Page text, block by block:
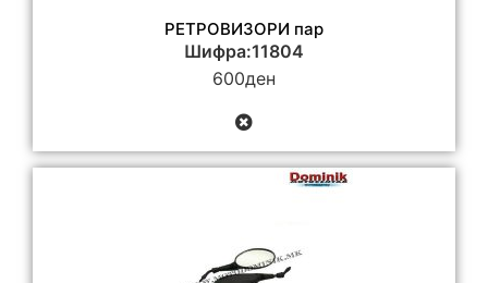
РЕТРОВИЗОРИ пар
Шифра:11804
600ден